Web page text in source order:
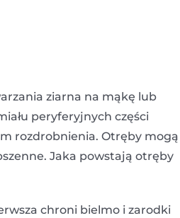
ziarna na mąkę lub
peryferyjnych części
rozdrobnienia. Otręby mogą
Jaka powstają otręby
chroni bielmo i zarodki